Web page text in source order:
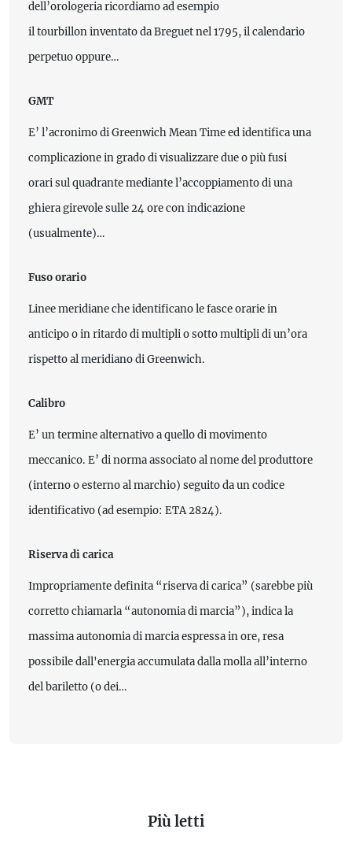
dell’orologeria ricordiamo ad esempio
il tourbillon inventato da Breguet nel 1795, il calendario
perpetuo oppure…
GMT
E’ l’acronimo di Greenwich Mean Time ed identifica una
complicazione in grado di visualizzare due o più fusi
orari sul quadrante mediante l’accoppiamento di una
ghiera girevole sulle 24 ore con indicazione
(usualmente)…
Fuso orario
Linee meridiane che identificano le fasce orarie in
anticipo o in ritardo di multipli o sotto multipli di un’ora
rispetto al meridiano di Greenwich.
Calibro
E’ un termine alternativo a quello di movimento
meccanico. E’ di norma associato al nome del produttore
(interno o esterno al marchio) seguito da un codice
identificativo (ad esempio: ETA 2824).
Riserva di carica
Impropriamente definita “riserva di carica” (sarebbe più
corretto chiamarla “autonomia di marcia”), indica la
massima autonomia di marcia espressa in ore, resa
possibile dall'energia accumulata dalla molla all’interno
del bariletto (o dei…
Più letti